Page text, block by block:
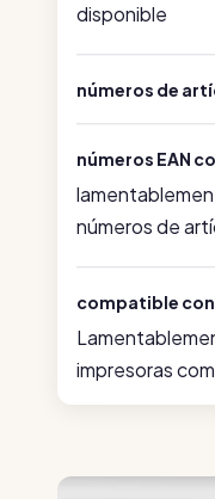
disponible
números de
números EAN
números de
compatible
impresoras